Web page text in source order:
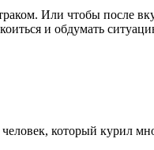
Или чтобы после
и обдумать
который курил